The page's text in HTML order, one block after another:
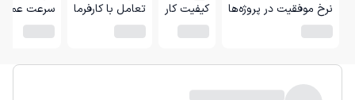
نرخ موفقیت در پروژه‌ها کیفیت کار تعامل با کارفرما سرعت عمل